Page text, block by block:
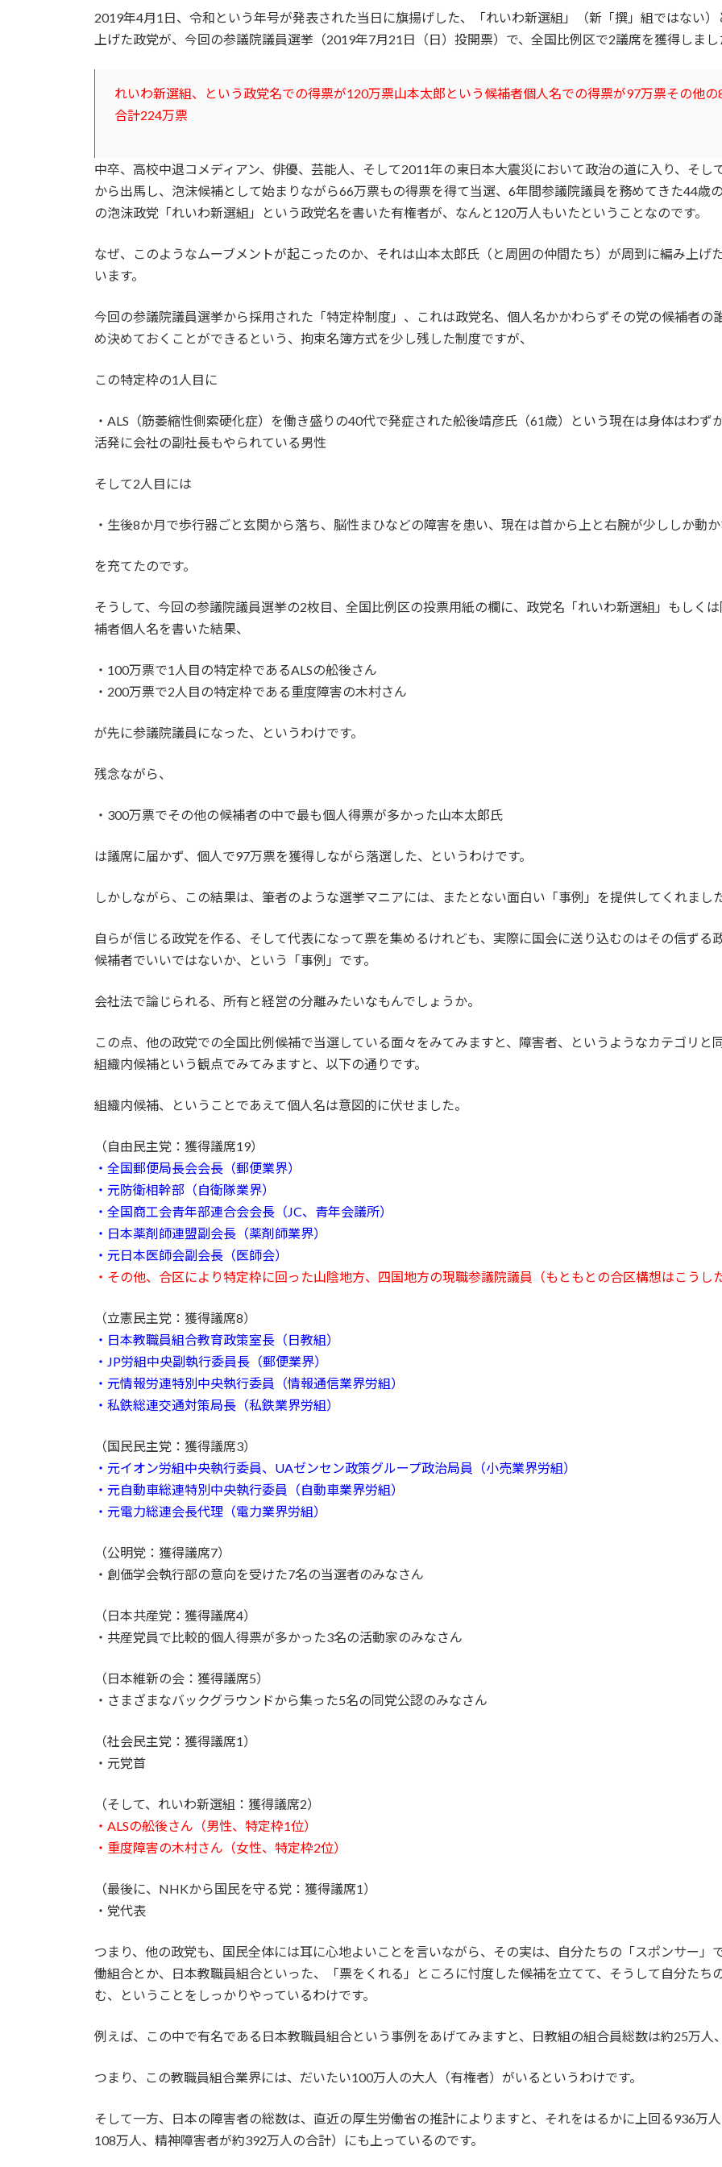
2019年4月1日、令和という年号が発表された当日に旗揚げした、「れいわ新選組」（新「撰」組ではない
上げた政党が、今回の参議院議員選挙（2019年7月21日（日）投開票）で、全国比例区で2議席を獲得しまし
れいわ新選組、という政党名での得票が120万票山本太郎という候補者個人名での得票が97万票その他
合計224万票
中卒、高校中退コメディアン、俳優、芸能人、そして2011年の東日本大震災において政治の道に入り、そ
から出馬し、泡沫候補として始まりながら66万票もの得票を得て当選、6年間参議院議員を務めてきた44歳
の泡沫政党「れいわ新選組」という政党名を書いた有権者が、なんと120万人もいたということなのです。
なぜ、このようなムーブメントが起こったのか、それは山本太郎氏（と周囲の仲間たち）が周到に編み上げ
います。
今回の参議院議員選挙から採用された「特定枠制度」、これは政党名、個人名かかわらずその党の候補者の
め決めておくことができるという、拘束名簿方式を少し残した制度ですが、
この特定枠の1人目に
・ALS（筋萎縮性側索硬化症）を働き盛りの40代で発症された舩後靖彦氏（61歳）という現在は身体はわ
活発に会社の副社長もやられている男性
そして2人目には
・生後8か月で歩行器ごと玄関から落ち、脳性まひなどの障害を患い、現在は首から上と右腕が少ししか動
を充てたのです。
そうして、今回の参議院議員選挙の2枚目、全国比例区の投票用紙の欄に、政党名「れいわ新選組」もしく
補者個人名を書いた結果、
・100万票で1人目の特定枠であるALSの舩後さん
・200万票で2人目の特定枠である重度障害の木村さん
が先に参議院議員になった、というわけです。
残念ながら、
・300万票でその他の候補者の中で最も個人得票が多かった山本太郎氏
は議席に届かず、個人で97万票を獲得しながら落選した、というわけです。
しかしながら、この結果は、筆者のような選挙マニアには、またとない面白い「事例」を提供してくれました
自らが信じる政党を作る、そして代表になって票を集めるけれども、実際に国会に送り込むのはその信ずる
候補者でいいではないか、という「事例」です。
会社法で論じられる、所有と経営の分離みたいなもんでしょうか。
この点、他の政党での全国比例候補で当選している面々をみてみますと、障害者、というようなカテゴリと
組織内候補という観点でみてみますと、以下の通りです。
組織内候補、ということであえて個人名は意図的に伏せました。
（自由民主党：獲得議席19）
・全国郵便局長会会長（郵便業界）
・元防衛相幹部（自衛隊業界）
・全国商工会青年部連合会会長（JC、青年会議所）
・日本薬剤師連盟副会長（薬剤師業界）
・元日本医師会副会長（医師会）
・その他、合区により特定枠に回った山陰地方、四国地方の現職参議院議員（もともとの合区構想はこうし
（立憲民主党：獲得議席8）
・日本教職員組合教育政策室長（日教組）
・JP労組中央副執行委員長（郵便業界）
・元情報労連特別中央執行委員（情報通信業界労組）
・私鉄総連交通対策局長（私鉄業界労組）
（国民民主党：獲得議席3）
・元イオン労組中央執行委員、UAゼンセン政策グループ政治局員（小売業界労組）
・元自動車総連特別中央執行委員（自動車業界労組）
・元電力総連会長代理（電力業界労組）
（公明党：獲得議席7）
・創価学会執行部の意向を受けた7名の当選者のみなさん
（日本共産党：獲得議席4）
・共産党員で比較的個人得票が多かった3名の活動家のみなさん
（日本維新の会：獲得議席5）
・さまざまなバックグラウンドから集った5名の同党公認のみなさん
（社会民主党：獲得議席1）
・元党首
（そして、れいわ新選組：獲得議席2）
・ALSの舩後さん（男性、特定枠1位）
・重度障害の木村さん（女性、特定枠2位）
（最後に、NHKから国民を守る党：獲得議席1）
・党代表
つまり、他の政党も、国民全体には耳に心地よいことを言いながら、その実は、自分たちの「スポンサー」
働組合とか、日本教職員組合といった、「票をくれる」ところに忖度した候補を立てて、そうして自分たち
む、ということをしっかりやっているわけです。
例えば、この中で有名である日本教職員組合という事例をあげてみますと、日教組の組合員総数は約25万人
つまり、この教職員組合業界には、だいたい100万人の大人（有権者）がいるというわけです。
そして一方、日本の障害者の総数は、直近の厚生労働省の推計によりますと、それをはるかに上回る936万
108万人、精神障害者が約392万人の合計）にも上っているのです。